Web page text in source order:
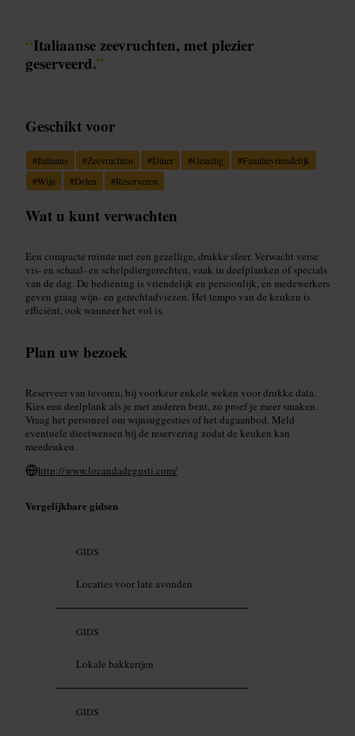
“Italiaanse zeevruchten, met plezier
geserveerd.”
Geschikt voor
#Italiaans #Zeevruchten #Diner #Gezellig #Familievriendelijk
#Wijn #Delen #Reserveren
Wat u kunt verwachten
Een compacte ruimte met een gezellige, drukke sfeer. Verwacht verse
vis- en schaal- en schelpdiergerechten, vaak in deelplanken of specials
van de dag. De bediening is vriendelijk en persoonlijk, en medewerkers
geven graag wijn- en gerechtadviezen. Het tempo van de keuken is
efficiënt, ook wanneer het vol is.
Plan uw bezoek
Reserveer van tevoren, bij voorkeur enkele weken voor drukke data.
Kies een deelplank als je met anderen bent, zo proef je meer smaken.
Vraag het personeel om wijnsuggesties of het dagaanbod. Meld
eventuele dieetwensen bij de reservering zodat de keuken kan
meedenken.
http://www.locandadegusti.com/
Vergelijkbare gidsen
GIDS
Locaties voor late avonden
GIDS
Lokale bakkerijen
GIDS